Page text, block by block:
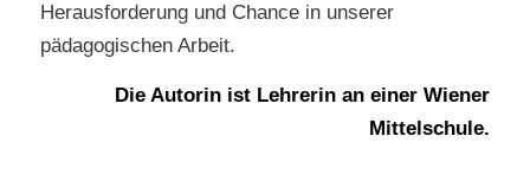
Herausforderung und Chance in unserer
pädagogischen Arbeit.
Die Autorin ist Lehrerin an einer Wiener
Mittelschule.